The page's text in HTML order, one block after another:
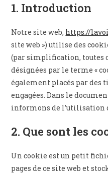
1. Introduction
Notre site web, https://
site web ») utilise des
(par simplification, toutes
désignées par le terme «
également placés par des
engagées. Dans le
informons de l’utilisation
2. Que sont les
Un cookie est un petit
pages de ce site web et